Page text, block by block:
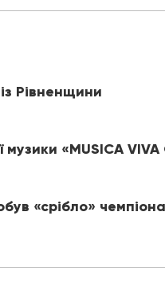
Рівненщини
«MUSICA VIVA
«срібло»